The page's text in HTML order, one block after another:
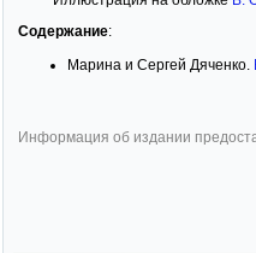
Содержание:
Марина и Сергей Дяченко.
Информация об издании